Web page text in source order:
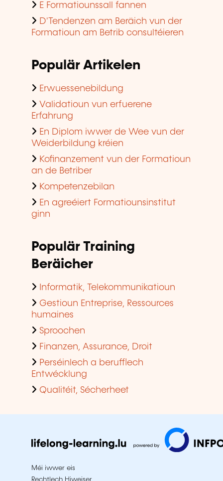
E Formatiounssall fannen
D'Tendenzen am Beräich vun der
Formatioun am Betrib consultéieren
Populär Artikelen
Erwuessenebildung
Validatioun vun erfuerene
Erfahrung
En Diplom iwwer de Wee vun der
Weiderbildung kréien
Kofinanzement vun der Formatioun
an de Betriber
Kompetenzebilan
En agreéiert Formatiounsinstitut
ginn
Populär Training
Beräicher
Informatik, Telekommunikatioun
Gestioun Entreprise, Ressources
humaines
Sproochen
Finanzen, Assurance, Droit
Perséinlech a berufflech
Entwécklung
Qualitéit, Sécherheet
Méi iwwer eis
Rechtlech Hiweiser